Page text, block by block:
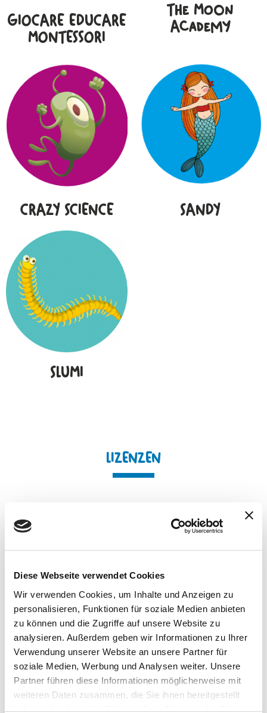
Diese Webseite verwendet Cookies
Wir verwenden Cookies, um Inhalte und Anzeigen zu
personalisieren, Funktionen für soziale Medien anbieten
zu können und die Zugriffe auf unsere Website zu
analysieren. Außerdem geben wir Informationen zu Ihrer
Verwendung unserer Website an unsere Partner für
soziale Medien, Werbung und Analysen weiter. Unsere
Partner führen diese Informationen möglicherweise mit
weiteren Daten zusammen, die Sie ihnen bereitgestellt
haben oder die sie im Rahmen Ihrer Nutzung der Dienste
GIOCARE EDUCARE
MONTESSORI
The Moon
Academy
CRAZY SCIENCE SANDY
SLUMI
LIZENZEN
Wir reisen um die ganze Welt, um die neuesten Trends zu
finden, und wir sind immer darauf bedacht, die besten
sind!